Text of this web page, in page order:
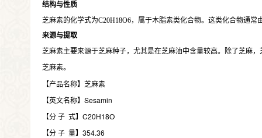
结构与性质
芝麻素的化学式为C20H18O6，属于木脂素类化合物。这类化合物通
来源与提取
芝麻素主要来源于芝麻种子，尤其是在芝麻油中含量较高。除了芝麻
芝麻素。
【产品名称】芝麻素
【英文名称】Sesamin
【分 子 式】C20H18O
【分 子 量】354.36